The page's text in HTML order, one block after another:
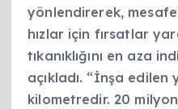
yönlendirerek,
hızlar için fırsatlar
tıkanıklığını en aza
açıkladı. “İnşa edilen
kilometredir. 20